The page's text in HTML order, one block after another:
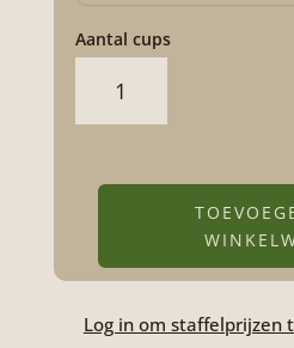
Aantal cups
aantal
Log in om staffelprijzen